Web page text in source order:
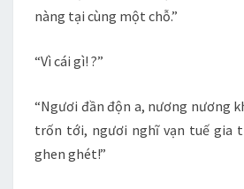
nàng tại cùng một chỗ.”
“Vì cái gì! ?”
“Ngươi đần độn a, nương nương
trốn tới, ngươi nghĩ vạn tuế gia
ghen ghét!”